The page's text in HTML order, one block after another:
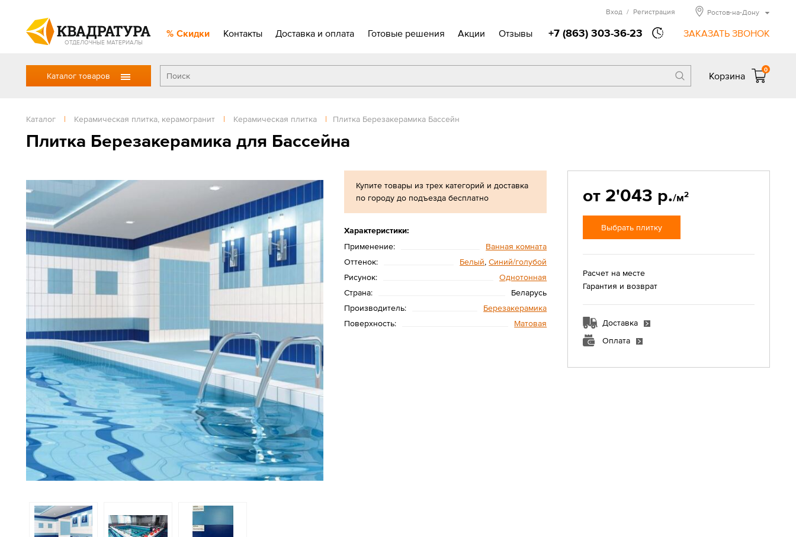
ОТДЕЛОЧНЫЕ МАТЕРИАЛЫ
Скидки Контакты Доставка и оплата Готовые решения Акции Отзывы +7 (863) 303-36-23 ЗАКАЗАТЬ ЗВОНОК
Вход / Регистрация Ростов-на-Дону
Каталог товаров Корзина
0
Каталог | Керамическая плитка, керамогранит | Керамическая плитка | Плитка Березакерамика Бассейн
Плитка Березакерамика для Бассейна
Купите товары из трех категорий и доставка
по городу до подъезда бесплатно
Характеристики:
Применение:
Ванная комната
Оттенок:
Белый,Синий/голубой
Рисунок:
Однотонная
Страна:
Беларусь
Производитель:
Березакерамика
Поверхность:
Матовая
от 2'043 р./м2
Выбрать плитку
Расчет на месте
Гарантия и возврат
Доставка
Оплата